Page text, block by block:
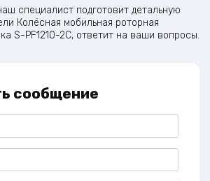
специалист подготовит детальную
Колёсная мобильная роторная
S-PF1210-2C, ответит на ваши вопросы.
сообщение